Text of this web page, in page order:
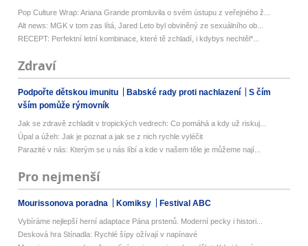
Pop Culture Wrap: Ariana Grande promluvila o svém ústupu z veřejného ž...
Alt news: MGK v tom zas lítá, Jared Leto byl obviněný ze sexuálního ob...
RECEPT: Perfektní letní kombinace, které tě zchladí, i kdybys nechtěl*...
Zdraví
Podpořte dětskou imunitu Babské rady proti nachlazení
S čím
vším pomůže rýmovník
Jak se zdravě zchladit v tropických vedrech: Co pomáhá a kdy už riskuj...
Úpal a úžeh: Jak je poznat a jak se z nich rychle vyléčit
Parazité v nás: Kterým se u nás líbí a kde v našem těle je můžeme nají...
Pro nejmenší
Mourissonova poradna Komiksy Festival ABC
Vybíráme nejlepší herní adaptace Pána prstenů. Moderní pecky i histori...
Desková hra Stínadla: Rychlé šípy ožívají v napínavé